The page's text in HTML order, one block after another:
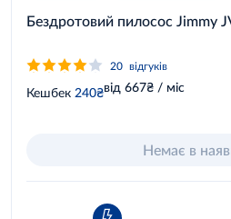
Бездротовий пилосос Jimmy
20 відгуків
Кешбек 240₴від 667₴ / міс
Немає в